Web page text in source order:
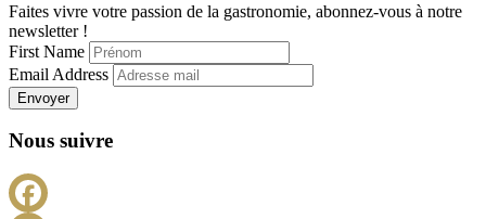
Faites vivre votre passion de la gastronomie, abonnez-vous à notre
newsletter !
First Name
Email Address
Envoyer
Nous suivre